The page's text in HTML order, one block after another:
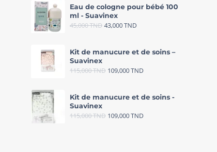
Eau de cologne pour bébé 100
ml - Suavinex
45,000TND 43,000TND
Kit de manucure et de soins –
Suavinex
115,000TND 109,000TND
Kit de manucure et de soins -
Suavinex
115,000TND 109,000TND